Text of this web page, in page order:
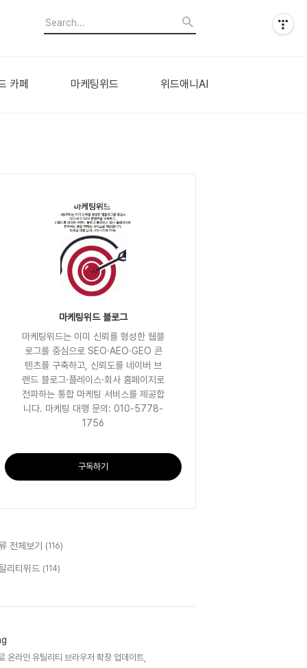
카페 마케팅위드 위드애니AI
마케팅위드 블로그
마케팅위드는 이미 신뢰를 형성한 웹블
로그를 중심으로 SEO·AEO·GEO 콘
텐츠를 구축하고, 신뢰도를 네이버 브
랜드 블로그·플레이스·회사 홈페이지로
전파하는 통합 마케팅 서비스를 제공합
니다. 마케팅 대행 문의: 010-5778-
1756
구독하기
전체보기 (116)
리티위드 (114)
온라인 유틸리티 브라우저 확장 업데이트,